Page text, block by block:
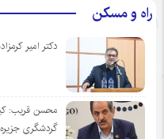
راه و مسکن
دکتر امیر
محسن قریب:
گردشگری